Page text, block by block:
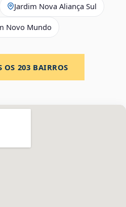
Jardim Nova Aliança Sul
Novo Mundo
OS 203 BAIRROS